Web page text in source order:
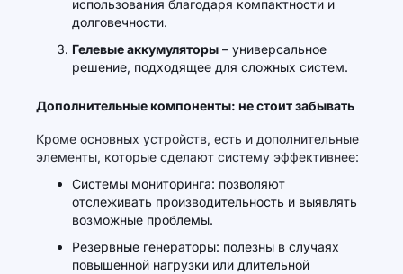
использования благодаря компактности и
долговечности.
Гелевые аккумуляторы – универсальное
решение, подходящее для сложных систем.
Дополнительные компоненты: не стоит забывать
Кроме основных устройств, есть и дополнительные
элементы, которые сделают систему эффективнее:
Системы мониторинга: позволяют
отслеживать производительность и выявлять
возможные проблемы.
Резервные генераторы: полезны в случаях
повышенной нагрузки или длительной